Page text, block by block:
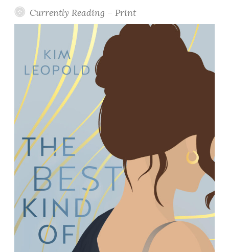
Currently Reading – Print